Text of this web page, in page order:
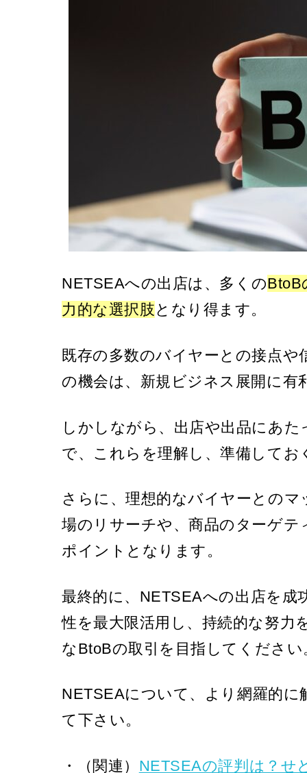
NETSEAへの出店は、多くのBtoB
力的な選択肢となり得ます。
既存の多数のバイヤーとの接点
の機会は、新規ビジネス展開に有
しかしながら、出店や出品にあ
で、これらを理解し、準備してお
さらに、理想的なバイヤーとの
場のリサーチや、商品のターゲ
ポイントとなります。
最終的に、NETSEAへの出店を
性を最大限活用し、持続的な努力
なBtoBの取引を目指してください
NETSEAについて、より網羅的
て下さい。
・（関連） NETSEAの評判は？せ